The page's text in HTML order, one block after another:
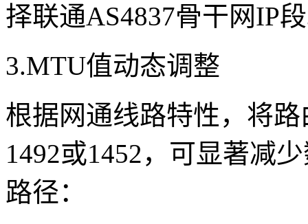
择联通AS4837骨干网IP
3.MTU值动态调整
根据网通线路特性，将
1492或1452，可显著减
路径：